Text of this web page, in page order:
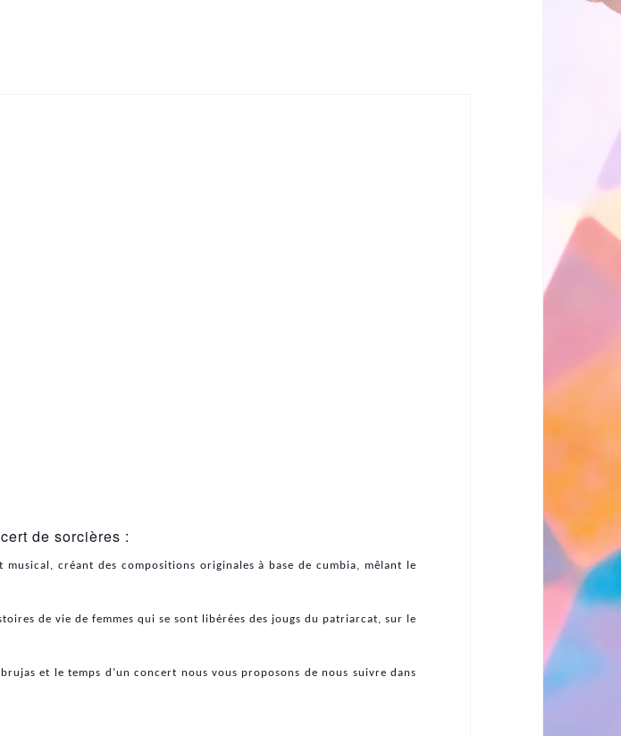
de sorcières :
créant des compositions originales à base de cumbia, mêlant le
de vie de femmes qui se sont libérées des jougs du patriarcat, sur le
et le temps d’un concert nous vous proposons de nous suivre dans